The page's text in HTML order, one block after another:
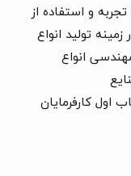
و استفاده از
تولید انواع
انواع
اول کارفرمایان